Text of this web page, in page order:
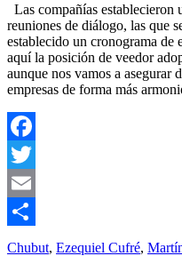
Las compañías establecieron
reuniones de diálogo, las que
establecido un cronograma de
aquí la posición de veedor
aunque nos vamos a asegurar
empresas de forma más
Facebook
Twitter
Email
Compartir
Chubut, Ezequiel Cufré,